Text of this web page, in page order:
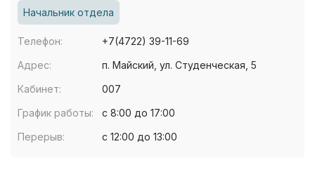
Начальник отдела
Телефон:
+7(4722) 39-11-69
Адрес:
п. Майский, ул. Студенческая, 5
Кабинет:
007
График работы:
с 8:00 до 17:00
Перерыв:
с 12:00 до 13:00